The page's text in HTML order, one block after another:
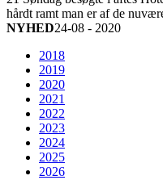
hårdt ramt man er af de
NYHED24-08 - 2020
2018
2019
2020
2021
2022
2023
2024
2025
2026